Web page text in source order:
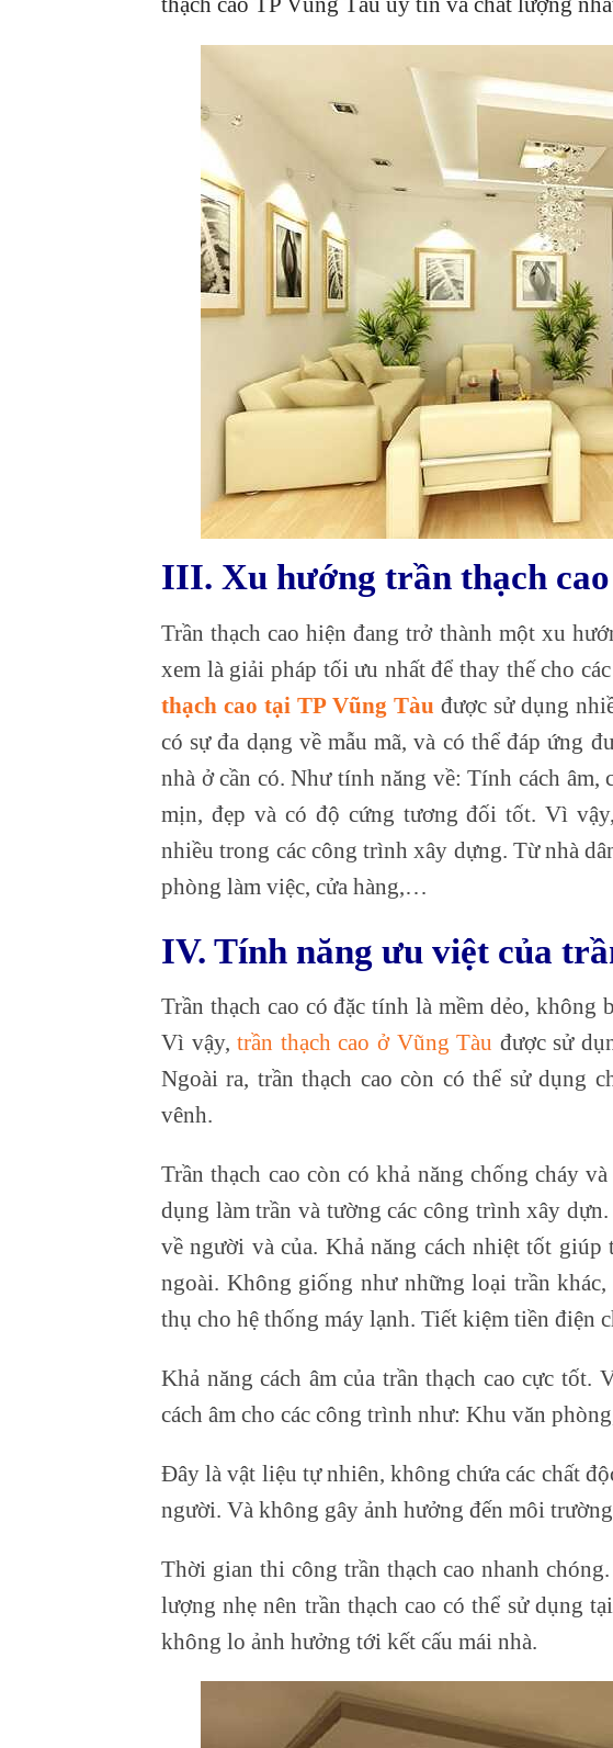
III. Xu hướng trần thạch
Trần thạch cao hiện đang trở thành một xu
xem là giải pháp tối ưu nhất để thay thế cho
thạch cao tại TP Vũng Tàu được sử dụng
có sự đa dạng về mẫu mã, và có thể đáp ứng
nhà ở cần có. Như tính năng về: Tính cách âm,
mịn, đẹp và có độ cứng tương đối tốt. Vì
nhiều trong các công trình xây dựng. Từ nhà
phòng làm việc, cửa hàng,…
IV. Tính năng ưu việt của
Trần thạch cao có đặc tính là mềm dẻo,
Vì vậy,trần thạch cao ở Vũng Tàu được sử
Ngoài ra, trần thạch cao còn có thể sử dụng
vênh.
Trần thạch cao còn có khả năng chống cháy
dụng làm trần và tường các công trình xây
về người và của. Khả năng cách nhiệt tốt
ngoài. Không giống như những loại trần
thụ cho hệ thống máy lạnh. Tiết kiệm tiền điện
Khả năng cách âm của trần thạch cao cực
cách âm cho các công trình như: Khu văn
Đây là vật liệu tự nhiên, không chứa các chất
người. Và không gây ảnh hưởng đến môi
Thời gian thi công trần thạch cao nhanh
lượng nhẹ nên trần thạch cao có thể sử dụng
không lo ảnh hưởng tới kết cấu mái nhà.